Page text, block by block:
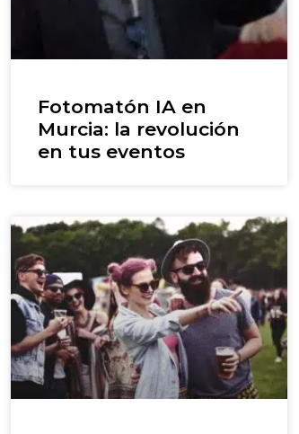
Fotomatón IA en
Murcia: la revolución
en tus eventos